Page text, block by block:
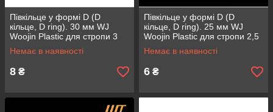
Півкільце у формі D (D
кільце, D ring). 30 мм WJ
Woojin Plastic для стропи 3
см матеріал ацетали колір
чорний
Немає в наявності
8 ₴
Півкільце у формі D (D
кільце, D ring). 25 мм WJ
Woojin Plastic для стропи 2,5
см матеріал ацетали колір
Хакі
Немає в наявності
6 ₴